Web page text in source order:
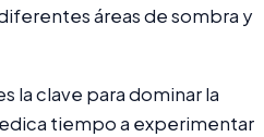
áreas de sombra y
la clave para dominar la
tiempo a experimentar